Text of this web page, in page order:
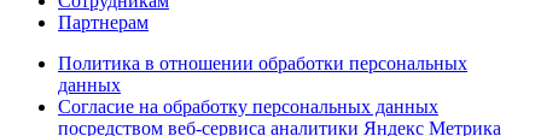
Партнерам
Политика в отношении обработки персональных
данных
Согласие на обработку персональных данных
посредством веб-сервиса аналитики Яндекс Метрика